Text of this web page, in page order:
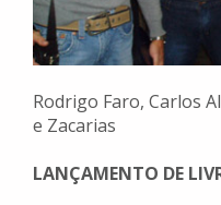
Rodrigo Faro, Carlos
e Zacarias
LANÇAMENTO DE